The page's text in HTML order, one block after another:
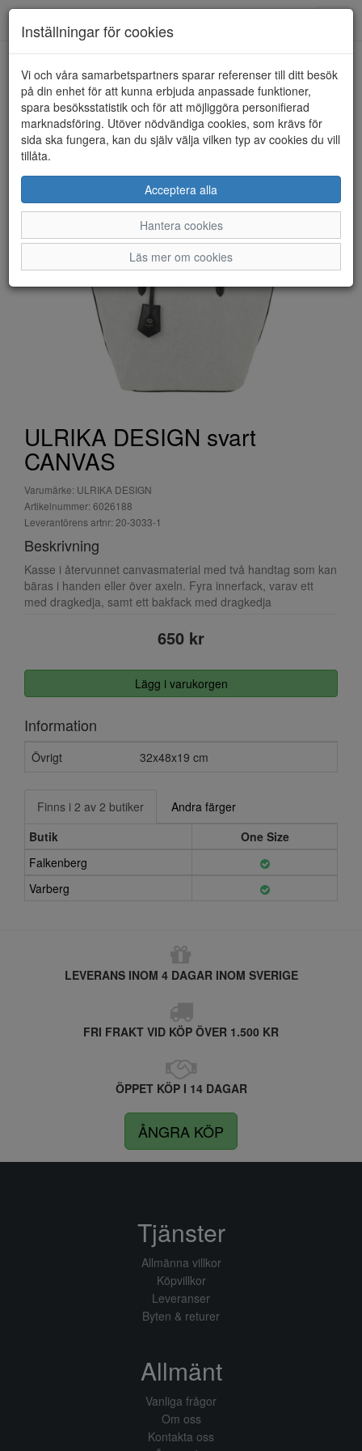
HEM ULRIKA DESIGN
ULRIKA DESIGN svart
CANVAS
Varumärke: ULRIKA DESIGN
Artikelnummer: 6026188
Leverantörens artnr: 20-3033-1
Beskrivning
Kasse i återvunnet canvasmaterial med två handtag som kan
bäras i handen eller över axeln. Fyra innerfack, varav ett
med dragkedja, samt ett bakfack med dragkedja
650 kr
Lägg i varukorgen
Information
Övrigt 32x48x19 cm
Finns i 2 av 2 butiker
Andra färger
Butik
One Size
Falkenberg
Varberg
LEVERANS INOM 4 DAGAR INOM SVERIGE
FRI FRAKT VID KÖP ÖVER 1.500 KR
ÖPPET KÖP I 14 DAGAR
ÅNGRA KÖP
Inställningar för cookies
Vi och våra samarbetspartners sparar referenser till ditt besök
på din enhet för att kunna erbjuda anpassade funktioner,
spara besöksstatistik och för att möjliggöra personifierad
marknadsföring. Utöver nödvändiga cookies, som krävs för
sida ska fungera, kan du själv välja vilken typ av cookies du vill
tillåta.
Acceptera alla
Hantera cookies
Läs mer om cookies
Tjänster
Allmänna villkor
Köpvillkor
Leveranser
Byten & returer
Allmänt
Vanliga frågor
Om oss
Kontakta oss